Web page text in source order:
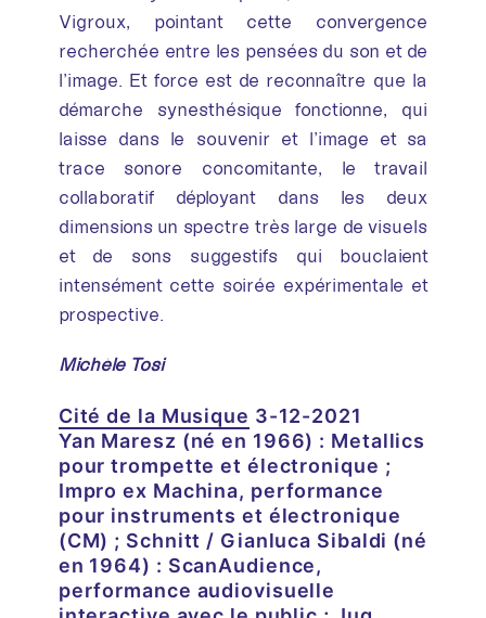
Vigroux, pointant cette convergence
recherchée entre les pensées du son et de
l’image. Et force est de reconnaître que la
démarche synesthésique fonctionne, qui
laisse dans le souvenir et l’image et sa
trace sonore concomitante, le travail
collaboratif déployant dans les deux
dimensions un spectre très large de visuels
et de sons suggestifs qui bouclaient
intensément cette soirée expérimentale et
prospective.
Michèle Tosi
Cité de la Musique 3-12-2021
Yan Maresz (né en 1966) : Metallics
pour trompette et électronique ;
Impro ex Machina, performance
pour instruments et électronique
(CM) ; Schnitt / Gianluca Sibaldi (né
en 1964) : ScanAudience,
performance audiovisuelle